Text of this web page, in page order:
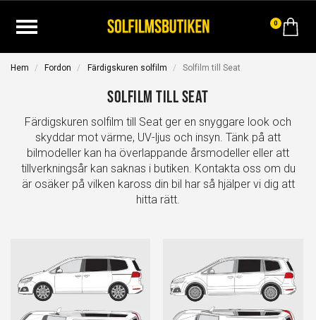
0
Hem Fordon Färdigskuren solfilm Solfilm till Seat
Solfilm till Seat
Färdigskuren solfilm till Seat ger en snyggare look och
skyddar mot värme, UV-ljus och insyn. Tänk på att
bilmodeller kan ha överlappande årsmodeller eller att
tillverkningsår kan saknas i butiken. Kontakta oss om du
är osäker på vilken kaross din bil har så hjälper vi dig att
hitta rätt.